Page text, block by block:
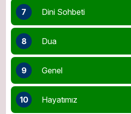
7 Dini Sohbeti
8 Dua
9 Genel
10 Hayatımız